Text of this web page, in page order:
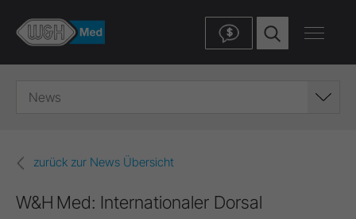
$
News
zurück zur News Übersicht
W&H Med: Internationaler Dorsal